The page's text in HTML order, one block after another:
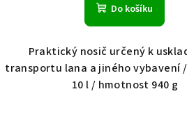
Do košíku
Praktický nosič určený k
transportu lana a jiného vybavení /
10 l / hmotnost 940 g